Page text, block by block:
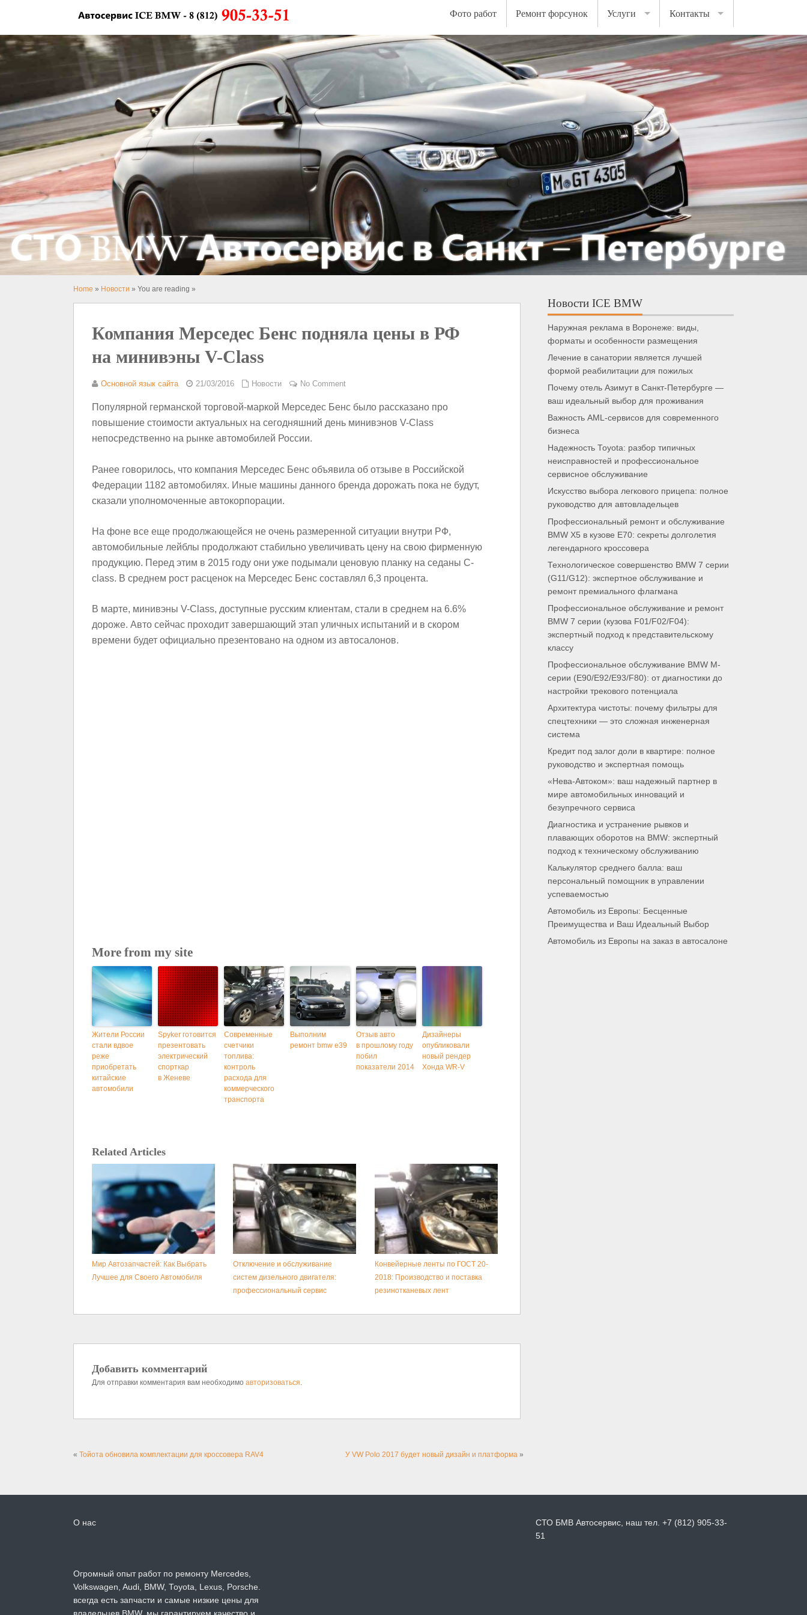
Фото работ Ремонт форсунок Услуги Контакты
Home » Новости » You are reading »
Компания Мерседес Бенс подняла цены в РФ
на минивэны V-Class
Основной язык сайта 21/03/2016 Новости No Comment
Популярной германской торговой-маркой Мерседес Бенс было рассказано про
повышение стоимости актуальных на сегодняшний день минивэнов V-Class
непосредственно на рынке автомобилей России.
Ранее говорилось, что компания Мерседес Бенс объявила об отзыве в Российской
Федерации 1182 автомобилях. Иные машины данного бренда дорожать пока не будут,
сказали уполномоченные автокорпорации.
На фоне все еще продолжающейся не очень размеренной ситуации внутри РФ,
автомобильные лейблы продолжают стабильно увеличивать цену на свою фирменную
продукцию. Перед этим в 2015 году они уже подымали ценовую планку на седаны С-
class. В среднем рост расценок на Мерседес Бенс составлял 6,3 процента.
В марте, минивэны V-Class, доступные русским клиентам, стали в среднем на 6.6%
дороже. Авто сейчас проходит завершающий этап уличных испытаний и в скором
времени будет официально презентовано на одном из автосалонов.
More from my site
Жители России
стали вдвое
реже
приобретать
китайские
автомобили
Spyker готовится
презентовать
электрический
спорткар
в Женеве
Современные
счетчики
топлива:
контроль
расхода для
коммерческого
транспорта
Выполним
ремонт bmw e39
Отзыв авто
в прошлому году
побил
показатели 2014
Дизайнеры
опубликовали
новый рендер
Хонда WR-V
Related Articles
Мир Автозапчастей: Как Выбрать
Лучшее для Своего Автомобиля
Отключение и обслуживание
систем дизельного двигателя:
профессиональный сервис
Конвейерные ленты по ГОСТ 20-
2018: Производство и поставка
резинотканевых лент
Добавить комментарий
Для отправки комментария вам необходимо авторизоваться.
« Тойота обновила комплектации для кроссовера RAV4 У VW Polo 2017 будет новый дизайн и платформа »
Новости ICE BMW
Наружная реклама в Воронеже: виды,
форматы и особенности размещения
Лечение в санатории является лучшей
формой реабилитации для пожилых
Почему отель Азимут в Санкт-Петербурге —
ваш идеальный выбор для проживания
Важность AML-сервисов для современного
бизнеса
Надежность Toyota: разбор типичных
неисправностей и профессиональное
сервисное обслуживание
Искусство выбора легкового прицепа: полное
руководство для автовладельцев
Профессиональный ремонт и обслуживание
BMW X5 в кузове E70: секреты долголетия
легендарного кроссовера
Технологическое совершенство BMW 7 серии
(G11/G12): экспертное обслуживание и
ремонт премиального флагмана
Профессиональное обслуживание и ремонт
BMW 7 серии (кузова F01/F02/F04):
экспертный подход к представительскому
классу
Профессиональное обслуживание BMW M-
серии (E90/E92/E93/F80): от диагностики до
настройки трекового потенциала
Архитектура чистоты: почему фильтры для
спецтехники — это сложная инженерная
система
Кредит под залог доли в квартире: полное
руководство и экспертная помощь
«Нева-Автоком»: ваш надежный партнер в
мире автомобильных инноваций и
безупречного сервиса
Диагностика и устранение рывков и
плавающих оборотов на BMW: экспертный
подход к техническому обслуживанию
Калькулятор среднего балла: ваш
персональный помощник в управлении
успеваемостью
Автомобиль из Европы: Бесценные
Преимущества и Ваш Идеальный Выбор
Автомобиль из Европы на заказ в автосалоне
О нас
Огромный опыт работ по ремонту Mercedes,
Volkswagen, Audi, BMW, Toyota, Lexus, Porsche.
всегда есть запчасти и самые низкие цены для
СТО БМВ Автосервис, наш тел. +7 (812) 905-33-
51